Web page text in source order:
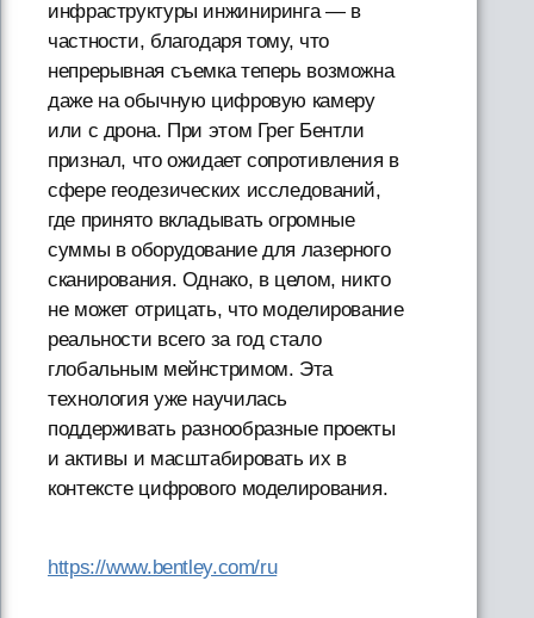
инфраструктуры инжиниринга — в
частности, благодаря тому, что
непрерывная съемка теперь возможна
даже на обычную цифровую камеру
или с дрона. При этом Грег Бентли
признал, что ожидает сопротивления в
сфере геодезических исследований,
где принято вкладывать огромные
суммы в оборудование для лазерного
сканирования. Однако, в целом, никто
не может отрицать, что моделирование
реальности всего за год стало
глобальным мейнстримом. Эта
технология уже научилась
поддерживать разнообразные проекты
и активы и масштабировать их в
контексте цифрового моделирования.
https://www.bentley.com/ru